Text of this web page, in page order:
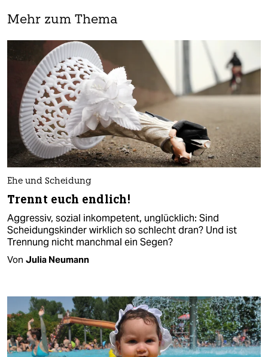
Mehr zum Thema
Ehe und Scheidung
Trennt euch endlich!
Aggressiv, sozial inkompetent, unglücklich: Sind
Scheidungskinder wirklich so schlecht dran? Und ist
Trennung nicht manchmal ein Segen?
Von Julia Neumann